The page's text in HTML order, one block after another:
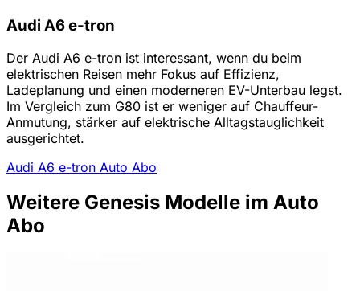
Audi A6 e-tron
Der Audi A6 e-tron ist interessant, wenn du beim
elektrischen Reisen mehr Fokus auf Effizienz,
Ladeplanung und einen moderneren EV-Unterbau legst.
Im Vergleich zum G80 ist er weniger auf Chauffeur-
Anmutung, stärker auf elektrische Alltagstauglichkeit
ausgerichtet.
Audi A6 e-tron Auto Abo
Weitere Genesis Modelle im Auto
Abo